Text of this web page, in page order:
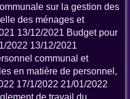
sur la gestion des
des ménages et
13/12/2021 Budget pour
2022 13/12/2021
communal et
en matière de personnel,
17/1/2022 21/01/2022